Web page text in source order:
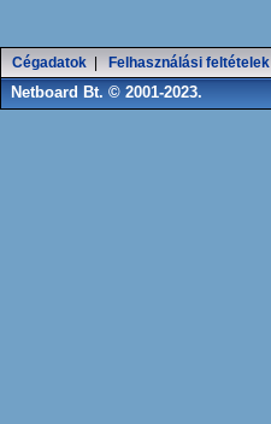
Cégadatok Felhasználási feltételek
Netboard Bt. © 2001-2023.